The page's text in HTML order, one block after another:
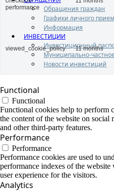
Обращения граждан
Графики личного
Информация
ИНВЕСТИЦИИ
Инвестиционный
Муниципально-
Новости инвестиций
performance
viewed_cookie_policy 11 months
Functional
Functional
Functional cookies help to perform
the content of the website on social
and other third-party features.
Performance
Performance
Performance cookies are used to
performance indexes of the
user experience for the visitors.
Analytics